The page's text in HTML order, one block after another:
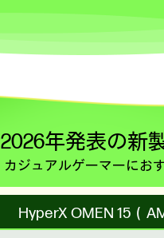
2026年発表の新
カジュアルゲーマーにお
HyperX OMEN 15（